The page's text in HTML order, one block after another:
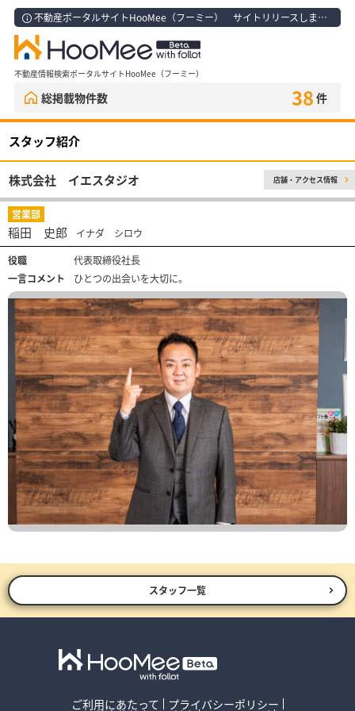
不動産ポータルサイトHooMee（フーミー） サイトリリースしました！
不動産情報検索ポータルサイトHooMee（フーミー）
総掲載物件数 38 件
スタッフ紹介
株式会社 イエスタジオ 店舗・アクセス情報
営業部
稲田 史郎
イナダ シロウ
役職
代表取締役社長
一言コメント
ひとつの出会いを大切に。
スタッフ一覧
ご利用にあたって プライバシーポリシー